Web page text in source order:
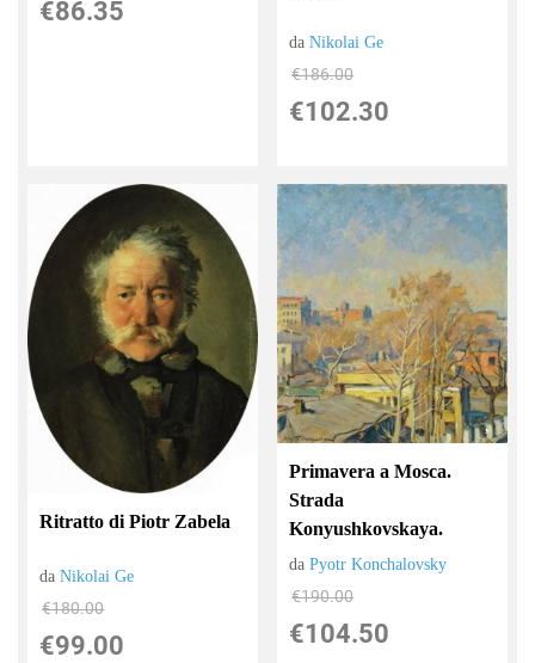
€86.35
daNikolai Ge
€186.00
€102.30
Ritratto di Piotr Zabela
daNikolai Ge
€180.00
€99.00
Primavera a Mosca.
Strada
Konyushkovskaya.
daPyotr Konchalovsky
€190.00
€104.50